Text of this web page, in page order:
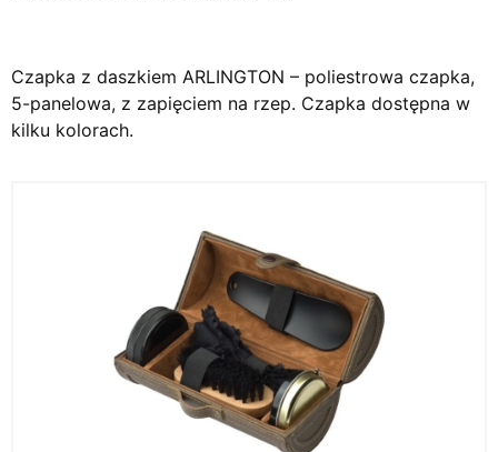
Czapka z daszkiem ARLINGTON – poliestrowa czapka,
5-panelowa, z zapięciem na rzep. Czapka dostępna w
kilku kolorach.